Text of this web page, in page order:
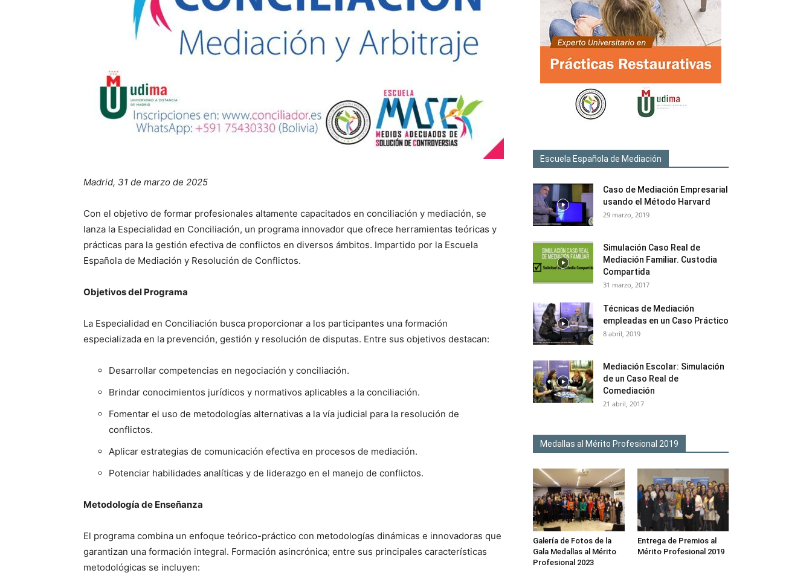
Madrid, 31 de marzo de 2025
Con el objetivo de formar profesionales altamente capacitados en conciliación y mediación, se
lanza la Especialidad en Conciliación, un programa innovador que ofrece herramientas teóricas y
prácticas para la gestión efectiva de conflictos en diversos ámbitos. Impartido por la Escuela
Española de Mediación y Resolución de Conflictos.
Objetivos del Programa
La Especialidad en Conciliación busca proporcionar a los participantes una formación
especializada en la prevención, gestión y resolución de disputas. Entre sus objetivos destacan:
Desarrollar competencias en negociación y conciliación.
Brindar conocimientos jurídicos y normativos aplicables a la conciliación.
Fomentar el uso de metodologías alternativas a la vía judicial para la resolución de
conflictos.
Aplicar estrategias de comunicación efectiva en procesos de mediación.
Potenciar habilidades analíticas y de liderazgo en el manejo de conflictos.
Metodología de Enseñanza
El programa combina un enfoque teórico-práctico con metodologías dinámicas e innovadoras que
garantizan una formación integral. Formación asincrónica; entre sus principales características
metodológicas se incluyen:
Escuela Española de Mediación
Caso de Mediación Empresarial
usando el Método Harvard
29 marzo, 2019
Simulación Caso Real de
Mediación Familiar. Custodia
Compartida
31 marzo, 2017
Técnicas de Mediación
empleadas en un Caso Práctico
8 abril, 2019
Mediación Escolar: Simulación
de un Caso Real de
Comediación
21 abril, 2017
Medallas al Mérito Profesional 2019
Galería de Fotos de la
Gala Medallas al Mérito
Profesional 2023
Entrega de Premios al
Mérito Profesional 2019